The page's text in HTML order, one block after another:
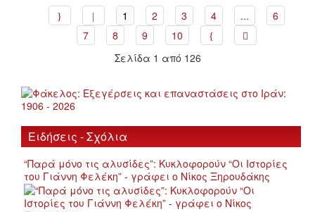
1 2 3 4 ...
6
7
8 9
10
Σελίδα 1 από 126
Ειδήσεις - Σχόλια
“Παρά μόνο τις αλυσίδες”: Κυκλοφορούν “Οι Ιστορίες
του Γιάννη Φελέκη” - γράφει ο Νίκος Ξηρουδάκης